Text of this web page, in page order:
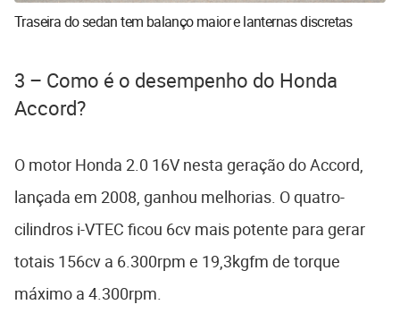
Traseira do sedan tem balanço maior e lanternas discretas
3 – Como é o desempenho do Honda
Accord?
O motor Honda 2.0 16V nesta geração do Accord,
lançada em 2008, ganhou melhorias. O quatro-
cilindros i-VTEC ficou 6cv mais potente para gerar
totais 156cv a 6.300rpm e 19,3kgfm de torque
máximo a 4.300rpm.